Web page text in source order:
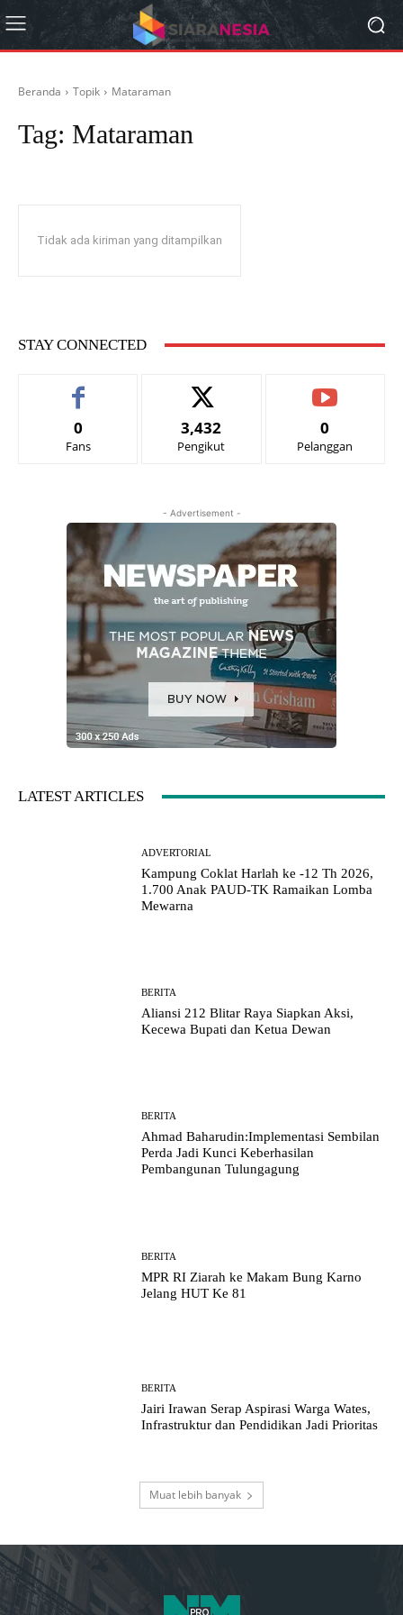
Beranda Topik Mataraman
Tag: Mataraman
Tidak ada kiriman yang ditampilkan
STAY CONNECTED
0
Fans
3,432
Pengikut
0
Pelanggan
- Advertisement -
LATEST ARTICLES
ADVERTORIAL
Kampung Coklat Harlah ke -12 Th 2026,
1.700 Anak PAUD-TK Ramaikan Lomba
Mewarna
BERITA
Aliansi 212 Blitar Raya Siapkan Aksi,
Kecewa Bupati dan Ketua Dewan
BERITA
Ahmad Baharudin:Implementasi Sembilan
Perda Jadi Kunci Keberhasilan
Pembangunan Tulungagung
BERITA
MPR RI Ziarah ke Makam Bung Karno
Jelang HUT Ke 81
BERITA
Jairi Irawan Serap Aspirasi Warga Wates,
Infrastruktur dan Pendidikan Jadi Prioritas
Muat lebih banyak